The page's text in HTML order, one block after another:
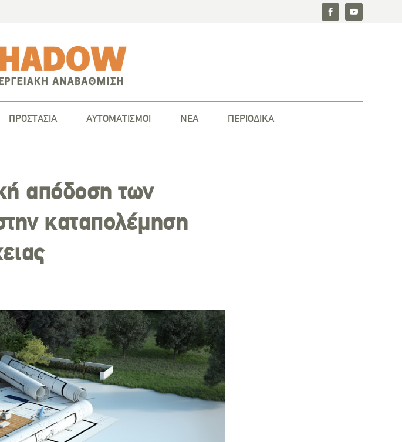
ΠΡΟΣΤΑΣΙΑ ΑΥΤΟΜΑΤΙΣΜΟΙ ΝΕΑ ΠΕΡΙΟΔΙΚΑ
απόδοση των
καταπολέμηση